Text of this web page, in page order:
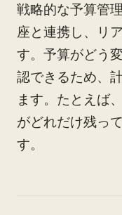
戦略的な予算管
座と連携し、リ
す。予算がどう
認できるため、
ます。たとえば
がどれだけ残っ
す。